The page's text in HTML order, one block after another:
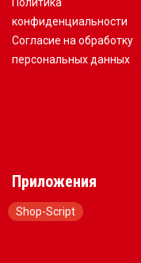
Политика
конфиденциальности
Согласие на обработку
персональных данных
Приложения
Shop-Script